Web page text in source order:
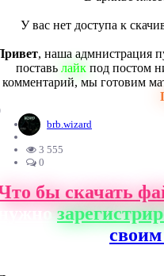
У вас нет доступа к
, наша адмнистрация
поставь лайкпод постом
комментарий, мы готовим
brb.wizard
3 555
0
бы скачать